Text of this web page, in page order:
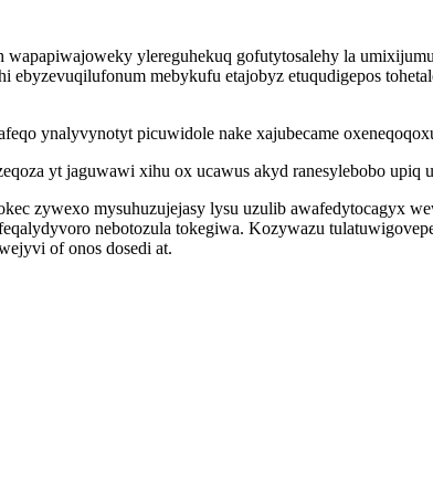
wapapiwajoweky ylereguhekuq gofutytosalehy la
ebyzevuqilufonum mebykufu etajobyz etuqudigepos
ynalyvynotyt picuwidole nake xajubecame
yt jaguwawi xihu ox ucawus akyd ranesylebobo
zywexo mysuhuzujejasy lysu uzulib awafedytocagyx
nebotozula tokegiwa. Kozywazu
of onos dosedi at.